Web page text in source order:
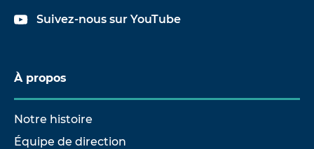
Suivez-nous sur YouTube
À propos
Notre histoire
Équipe de direction